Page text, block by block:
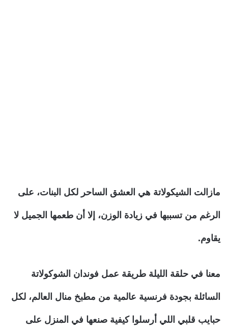
مازالت الشيكولاتة هي العشق الساحر لكل البنات، على
الرغم من تسببها في زيادة الوزن، إلا أن طعمها الجميل لا
يقاوم.
معنا في حلقة الليلة طريقة عمل فوندان الشوكولاتة
السائلة بجودة فرنسية عالمية من مطبخ منال العالم، لكل
حبايب قلبي اللي أرسلوا كيفية صنعها في المنزل على